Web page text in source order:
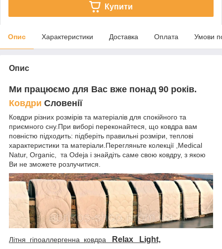
Купити
Опис Характеристики Доставка Оплата Умови
Опис
Ми працюємо для Вас вже понад 90 років.
Ковдри Словенії
Ковдри різних розмірів та матеріалів для спокійного та
приємного сну.При виборі переконайтеся, що ковдра вам
повністю підходить: підберіть правильні розміри, теплові
характеристики та матеріали.Перегляньте колекції ,Medical
Natur, Organic, та Odeja і знайдіть саме свою ковдру, з якою
Ви не зможете розлучитися.
Літня гіпоаллергенна ковдра Relax Light,